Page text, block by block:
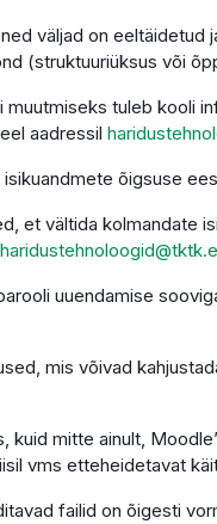
väljad on
(struktuuriüksus või
tuleb kooli
aadressil
õigsuse
et vältida kolmandate
uuendamise
mis võivad
kuid mitte ainult,
vms etteheidetavat
failid on õigesti